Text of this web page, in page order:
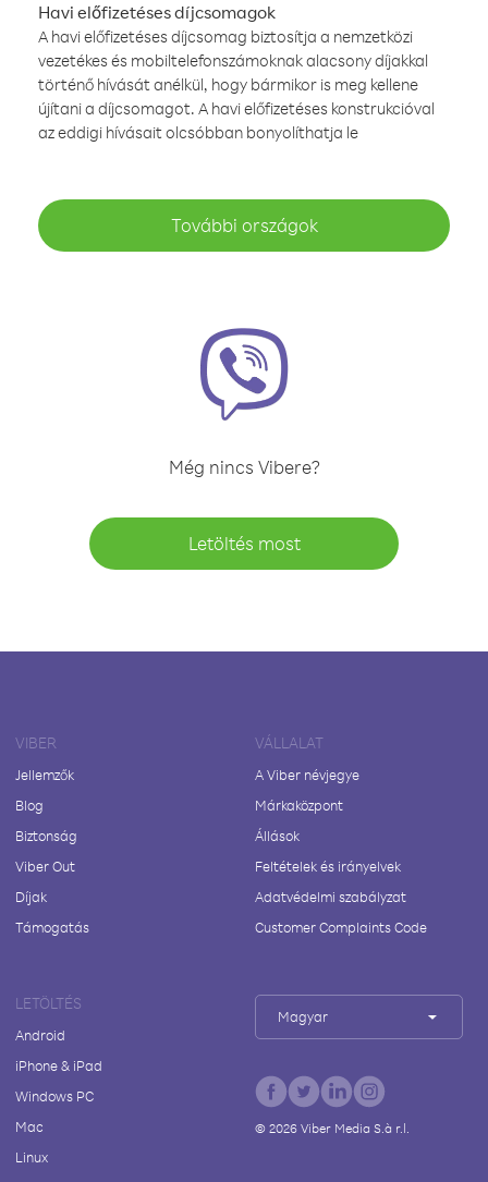
Havi előfizetéses díjcsomagok
A havi előfizetéses díjcsomag biztosítja a nemzetközi
vezetékes és mobiltelefonszámoknak alacsony díjakkal
történő hívását anélkül, hogy bármikor is meg kellene
újítani a díjcsomagot. A havi előfizetéses konstrukcióval
az eddigi hívásait olcsóbban bonyolíthatja le
További országok
Még nincs Vibere?
Letöltés most
VIBER
Jellemzők
Blog
Biztonság
Viber Out
Díjak
Támogatás
VÁLLALAT
A Viber névjegye
Márkaközpont
Állások
Feltételek és irányelvek
Adatvédelmi szabályzat
Customer Complaints Code
LETÖLTÉS
Android
iPhone & iPad
Windows PC
Mac
Linux
Magyar
© 2026Viber Media S.à r.l.